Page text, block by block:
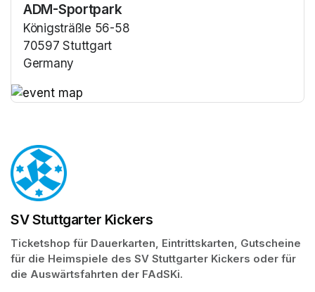
ADM-Sportpark
Königsträßle 56-58
70597 Stuttgart
Germany
SV Stuttgarter Kickers
Ticketshop für Dauerkarten, Eintrittskarten, Gutscheine
für die Heimspiele des SV Stuttgarter Kickers oder für
die Auswärtsfahrten der FAdSKi.